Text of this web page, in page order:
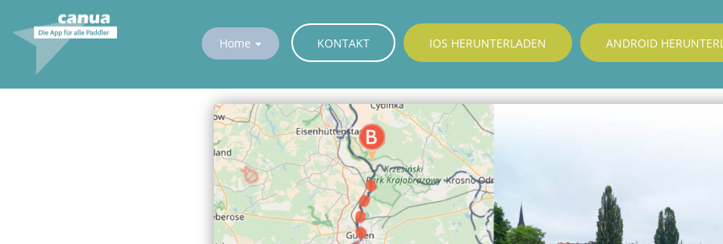
KONTAKT IOS HERUNTERLADEN ANDROID
Home